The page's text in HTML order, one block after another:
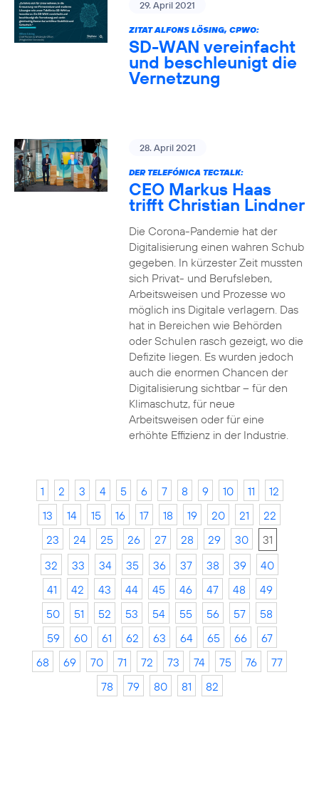
29. April 2021
ZITAT ALFONS LÖSING, CPWO:
SD-WAN vereinfacht
und beschleunigt die
Vernetzung
28. April 2021
DER TELEFÓNICA TECTALK:
CEO Markus Haas
trifft Christian Lindner
Die Corona-Pandemie hat der
Digitalisierung einen wahren Schub
gegeben. In kürzester Zeit mussten
sich Privat- und Berufsleben,
Arbeitsweisen und Prozesse wo
möglich ins Digitale verlagern. Das
hat in Bereichen wie Behörden
oder Schulen rasch gezeigt, wo die
Defizite liegen. Es wurden jedoch
auch die enormen Chancen der
Digitalisierung sichtbar – für den
Klimaschutz, für neue
Arbeitsweisen oder für eine
erhöhte Effizienz in der Industrie.
1 2 3 4 5 6 7 8 9 10 11
12
13
14 15 16 17 18 19 20 21
22
23
24 25 26 27 28 29 30
31
32
33 34 35 36 37 38 39
40
41
42 43 44 45 46 47 48
49
50
51 52 53 54 55 56 57
58
59
60 61 62 63 64 65 66
67
68
69 70 71 72 73 74 75 76
77
78
79 80 81 82